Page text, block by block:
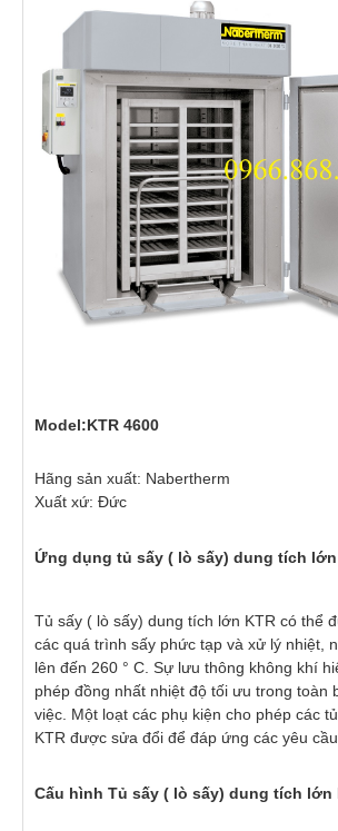
Model:KTR 4600
Hãng sản xuất: Nabertherm
Xuất xứ: Đức
Ứng dụng tủ sấy ( lò sấy) dung tích lớn
Tủ sấy ( lò sấy) dung tích lớn KTR có thể
các quá trình sấy phức tạp và xử lý nhiệt,
lên đến 260 ° C. Sự lưu thông không khí
phép đồng nhất nhiệt độ tối ưu trong toàn
việc. Một loạt các phụ kiện cho phép các
KTR được sửa đổi để đáp ứng các yêu
Cấu hình Tủ sấy ( lò sấy) dung tích lớn